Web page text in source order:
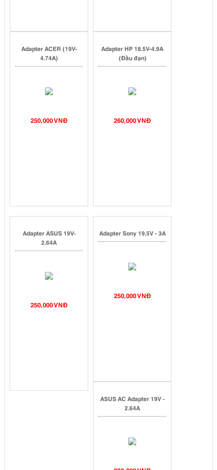
Adapter ACER (19V-
4.74A)
250,000 VNĐ
Adapter HP 18.5V-4.9A
(Đầu đạn)
260,000 VNĐ
Adapter ASUS 19V-
2.64A
250,000 VNĐ
Adapter Sony 19.5V - 3A
250,000 VNĐ
ASUS AC Adapter 19V -
2.64A